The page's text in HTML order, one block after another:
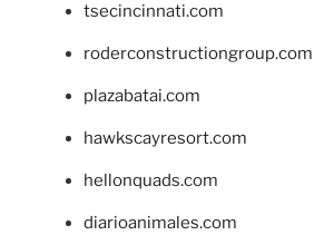
tsecincinnati.com
roderconstructiongroup.com
plazabatai.com
hawkscayresort.com
hellonquads.com
diarioanimales.com